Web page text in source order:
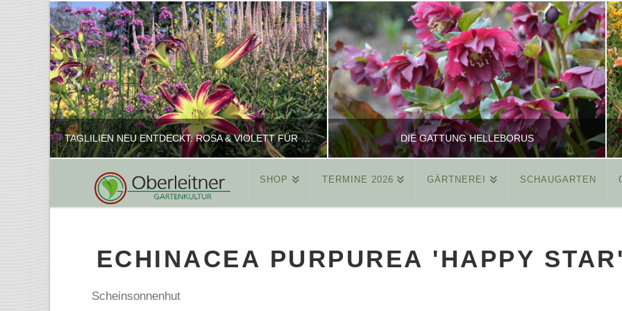
TAGLILIEN NEU ENTDECKT: ROSA & VIOLETT FÜR ROMANTISCHE PFLANZKOMBINATIONEN
REINHARD
FEBRUAR 16, 2025
DIE GATTUNG HELLEBORUS
REINHARD
MÄRZ 26, 2015
SHOP TERMINE 2026 GÄRTNEREI SCHAUGARTEN
ECHINACEA PURPUREA 'HAPPY STAR'
Scheinsonnenhut